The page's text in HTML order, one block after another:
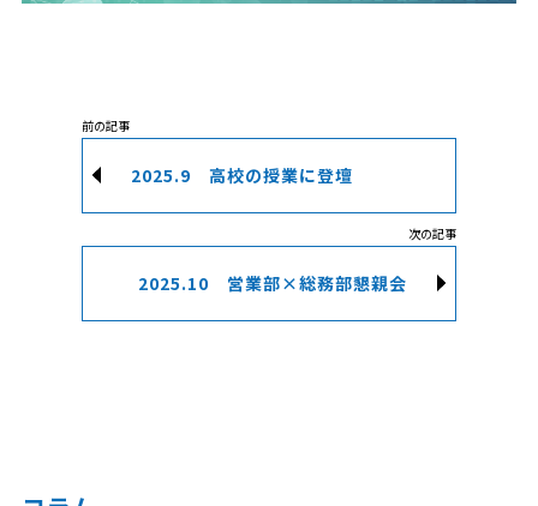
2025.9 高校の授業に登壇
2025.10 営業部×総務部懇親会